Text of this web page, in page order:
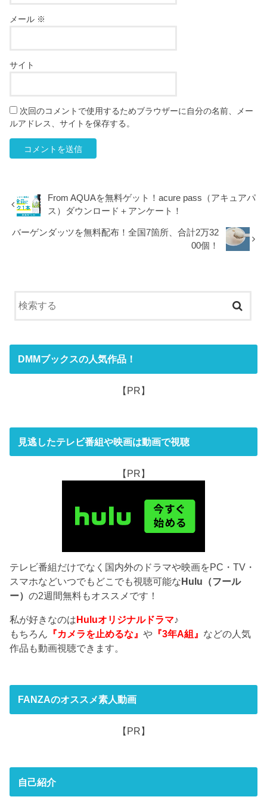
メール ※
サイト
次回のコメントで使用するためブラウザーに自分の名前、メー
ルアドレス、サイトを保存する。
From AQUAを無料ゲット！acure pass（アキュアパ
ス）ダウンロード＋アンケート！
バーゲンダッツを無料配布！全国7箇所、合計2万32
00個！
DMMブックスの人気作品！
【PR】
見逃したテレビ番組や映画は動画で視聴
【PR】
テレビ番組だけでなく国内外のドラマや映画をPC・TV・
スマホなどいつでもどこでも視聴可能なHulu（フール
ー）の2週間無料もオススメです！
私が好きなのは Huluオリジナルドラマ♪
もちろん 『カメラを止めるな』や 『3年A組』 などの人気
作品も動画視聴できます。
FANZAのオススメ素人動画
【PR】
自己紹介